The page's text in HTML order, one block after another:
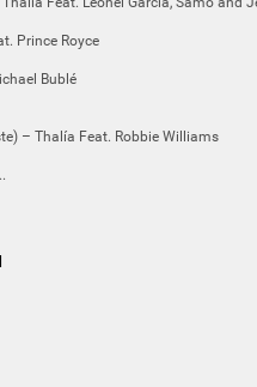
Prince Royce
Bublé
– Thalía Feat. Robbie Williams